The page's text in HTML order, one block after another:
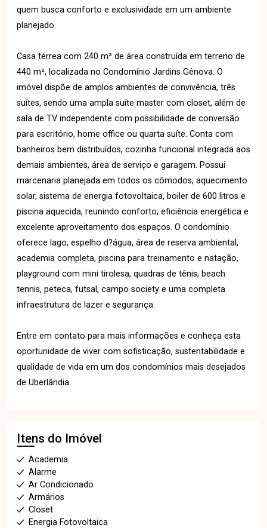
quem busca conforto e exclusividade em um ambiente
planejado.
Casa térrea com 240 m² de área construída em terreno de
440 m², localizada no Condomínio Jardins Gênova. O
imóvel dispõe de amplos ambientes de convivência, três
suítes, sendo uma ampla suíte master com closet, além de
sala de TV independente com possibilidade de conversão
para escritório, home office ou quarta suíte. Conta com
banheiros bem distribuídos, cozinha funcional integrada aos
demais ambientes, área de serviço e garagem. Possui
marcenaria planejada em todos os cômodos, aquecimento
solar, sistema de energia fotovoltaica, boiler de 600 litros e
piscina aquecida, reunindo conforto, eficiência energética e
excelente aproveitamento dos espaços. O condomínio
oferece lago, espelho d?água, área de reserva ambiental,
academia completa, piscina para treinamento e natação,
playground com mini tirolesa, quadras de tênis, beach
tennis, peteca, futsal, campo society e uma completa
infraestrutura de lazer e segurança.
Entre em contato para mais informações e conheça esta
oportunidade de viver com sofisticação, sustentabilidade e
qualidade de vida em um dos condomínios mais desejados
de Uberlândia.
Itens do Imóvel
Academia
Alarme
Ar Condicionado
Armários
Closet
Energia Fotovoltaica